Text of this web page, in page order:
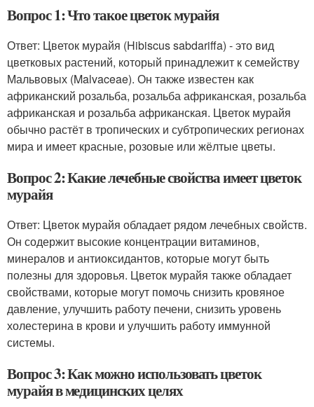
Вопрос 1: Что такое цветок мурайя
Ответ: Цветок мурайя (Hibiscus sabdariffa) - это вид
цветковых растений, который принадлежит к семейству
Мальвовых (Malvaceae). Он также известен как
африканский розальба, розальба африканская, розальба
африканская и розальба африканская. Цветок мурайя
обычно растёт в тропических и субтропических регионах
мира и имеет красные, розовые или жёлтые цветы.
Вопрос 2: Какие лечебные свойства имеет цветок
мурайя
Ответ: Цветок мурайя обладает рядом лечебных свойств.
Он содержит высокие концентрации витаминов,
минералов и антиоксидантов, которые могут быть
полезны для здоровья. Цветок мурайя также обладает
свойствами, которые могут помочь снизить кровяное
давление, улучшить работу печени, снизить уровень
холестерина в крови и улучшить работу иммунной
системы.
Вопрос 3: Как можно использовать цветок
мурайя в медицинских целях